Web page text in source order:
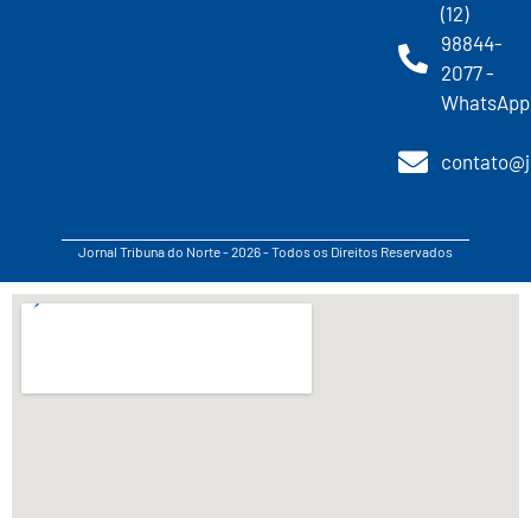
(12)
98844-
2077 -
WhatsApp
Jornal Tribuna do Norte - 2026 - Todos os Direitos Reservados